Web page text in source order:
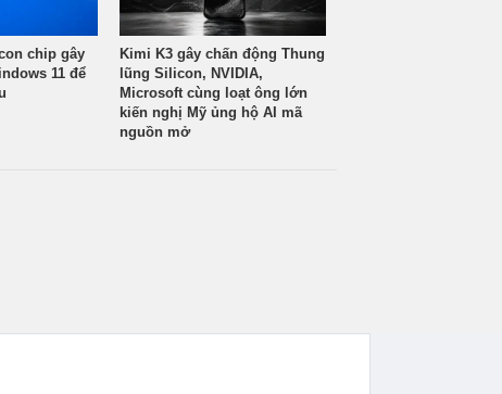
chip gây
11 để
Kimi K3 gây chấn động Thung
lũng Silicon, NVIDIA,
Microsoft cùng loạt ông lớn
kiến nghị Mỹ ủng hộ AI mã
nguồn mở